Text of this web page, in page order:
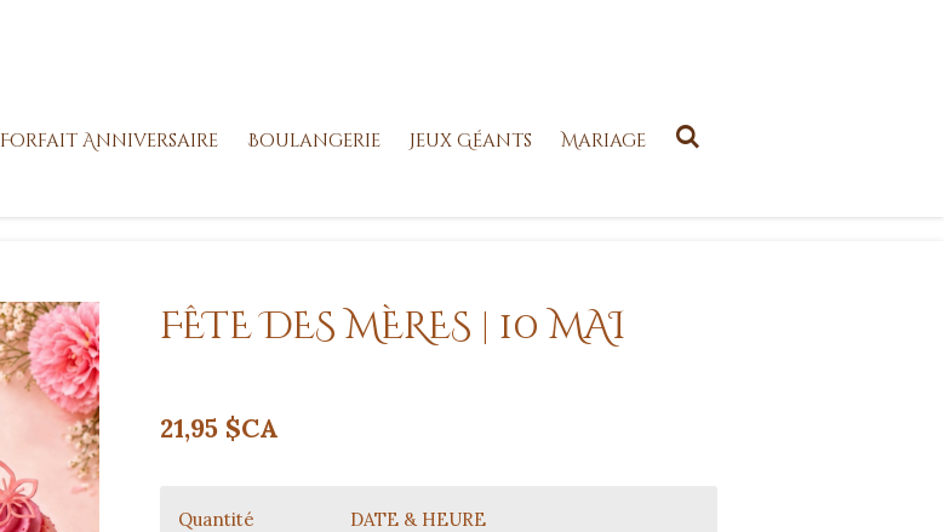
Forfait Anniversaire Boulangerie Jeux Géants Mariage
FÊTE DES MÈRES | 10 MAI
21,95 $CA
Quantité DATE & HEURE